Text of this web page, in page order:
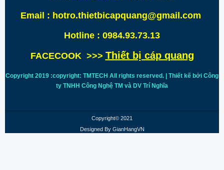
Email : hotro.thietbicapquang@gmail.com
Hotline : 0984.93.73.13
FACECOOK >>> Thiết bị cáp quang
Copyright 2019 :copyright: TMTECH All rights reserved. | Thiết kế bởi Công
ty TNHH Công Nghệ TM và DV Trí Nghĩa
Copyright© 2021
Designed By GianHangVN